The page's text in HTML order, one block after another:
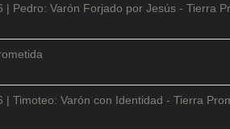
| Pedro: Varón Forjado por Jesús - Tierra
Timoteo: Varón con Identidad - Tierra